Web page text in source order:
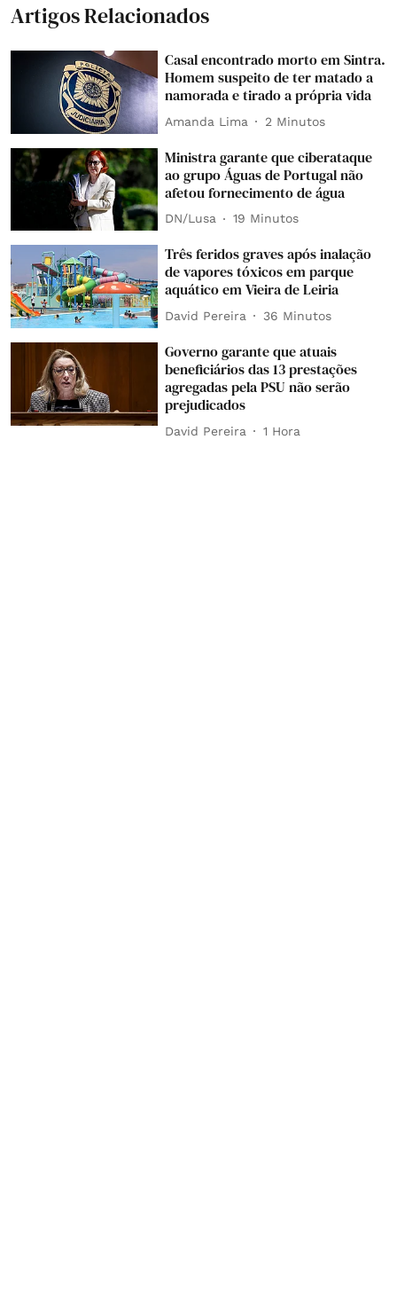
Artigos Relacionados
Casal encontrado morto em Sintra.
Homem suspeito de ter matado a
namorada e tirado a própria vida
Amanda Lima 2 Minutos
Ministra garante que ciberataque
ao grupo Águas de Portugal não
afetou fornecimento de água
DN/Lusa 19 Minutos
Três feridos graves após inalação
de vapores tóxicos em parque
aquático em Vieira de Leiria
David Pereira 36 Minutos
Governo garante que atuais
beneficiários das 13 prestações
agregadas pela PSU não serão
prejudicados
David Pereira 1 Hora